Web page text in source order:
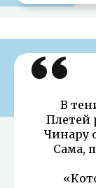
В
Плетей
Чинару
Сама,